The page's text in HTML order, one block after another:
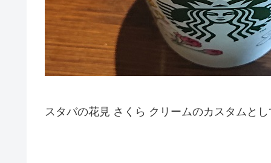
スタバの花見 さくら クリームのカスタムと